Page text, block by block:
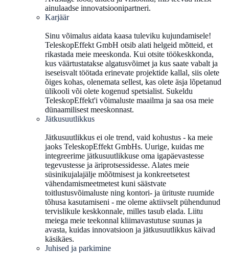
ainulaadse innovatsioonipartneri.
Karjäär
Sinu võimalus aidata kaasa tuleviku kujundamisele!
TeleskopEffekt GmbH otsib alati helgeid mõtteid, et
rikastada meie meeskonda. Kui otsite töökeskkonda,
kus väärtustatakse algatusvõimet ja kus saate vabalt ja
iseseisvalt töötada erinevate projektide kallal, siis olete
õiges kohas, olenemata sellest, kas olete äsja lõpetanud
ülikooli või olete kogenud spetsialist. Sukeldu
TeleskopEffekt'i võimaluste maailma ja saa osa meie
dünaamilisest meeskonnast.
Jätkusuutlikkus
Jätkusuutlikkus ei ole trend, vaid kohustus - ka meie
jaoks TeleskopEffekt GmbHs. Uurige, kuidas me
integreerime jätkusuutlikkuse oma igapäevastesse
tegevustesse ja äriprotsessidesse. Alates meie
süsinikujalajälje mõõtmisest ja konkreetsetest
vähendamismeetmetest kuni säästvate
toitlustusvõimaluste ning kontori- ja ürituste ruumide
tõhusa kasutamiseni - me oleme aktiivselt pühendunud
tervislikule keskkonnale, milles tasub elada. Liitu
meiega meie teekonnal kliimavastutuse suunas ja
avasta, kuidas innovatsioon ja jätkusuutlikkus käivad
käsikäes.
Juhised ja parkimine